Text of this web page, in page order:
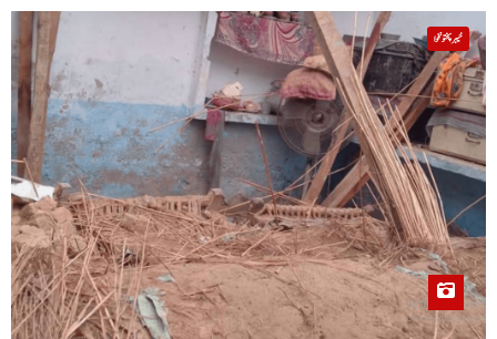
خیبر پختونخوا